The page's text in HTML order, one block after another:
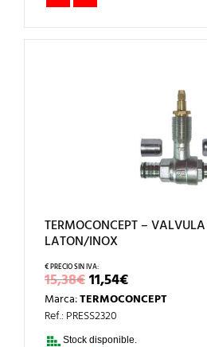
TERMOCONCEPT –
LATON/INOX
15,38€EL
PRECIO
ORIGINAL
ERA:
15,38€.
11,54€EL
PRECIO
ACTUAL
11,54€.
Marca:TERMOCONCEPT
Ref.: PRESS2320
Stock disponible.